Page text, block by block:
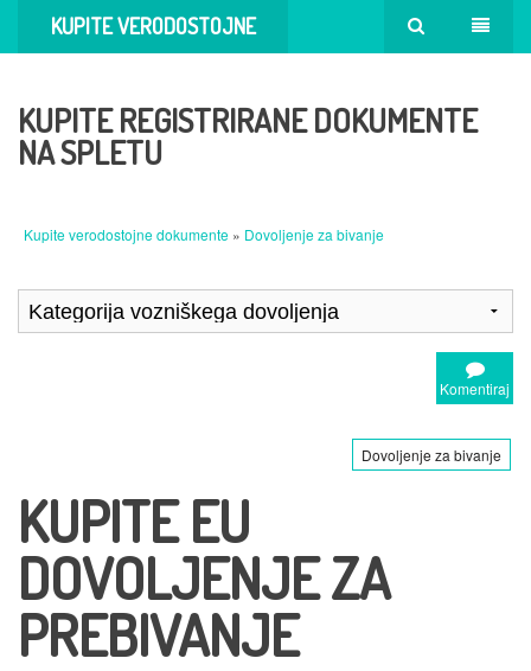
KUPITE VERODOSTOJNE
KUPITE REGISTRIRANE DOKUMENTE
NA SPLETU
Kupite verodostojne dokumente » Dovoljenje za bivanje
Komentiraj
Dovoljenje za bivanje
KUPITE EU
DOVOLJENJE ZA
PREBIVANJE